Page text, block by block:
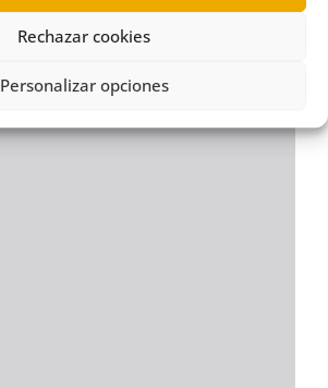
Rechazar cookies
Personalizar opciones